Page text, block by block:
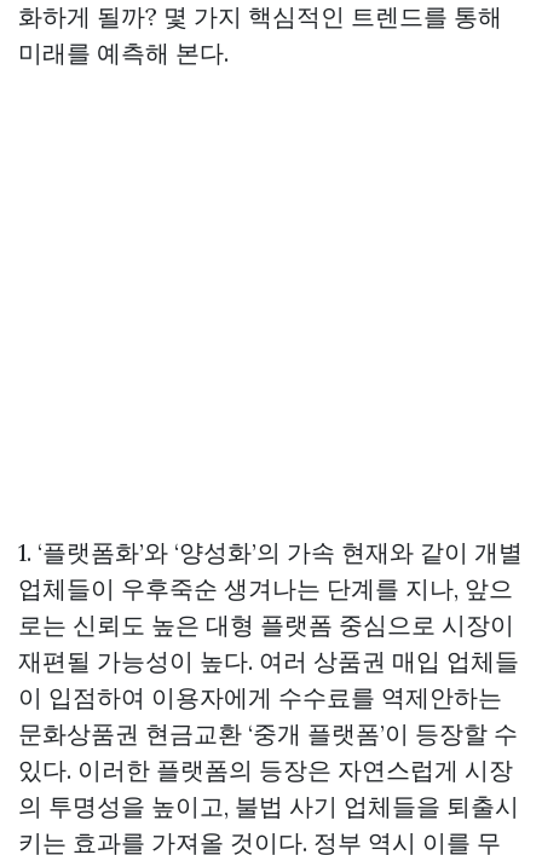
화하게 될까? 몇 가지 핵심적인 트렌드를 통해
미래를 예측해 본다.
1. ‘플랫폼화’와 ‘양성화’의 가속 현재와 같이 개별
업체들이 우후죽순 생겨나는 단계를 지나, 앞으
로는 신뢰도 높은 대형 플랫폼 중심으로 시장이
재편될 가능성이 높다. 여러 상품권 매입 업체들
이 입점하여 이용자에게 수수료를 역제안하는
문화상품권 현금교환 ‘중개 플랫폼’이 등장할 수
있다. 이러한 플랫폼의 등장은 자연스럽게 시장
의 투명성을 높이고, 불법 사기 업체들을 퇴출시
키는 효과를 가져올 것이다. 정부 역시 이를 무